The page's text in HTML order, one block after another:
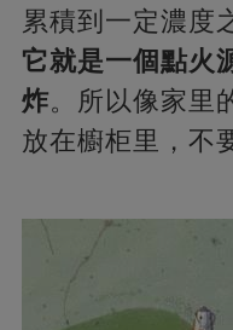
累積到一定濃度
它就是一個點火
炸。所以像家里
放在櫥柜里，不